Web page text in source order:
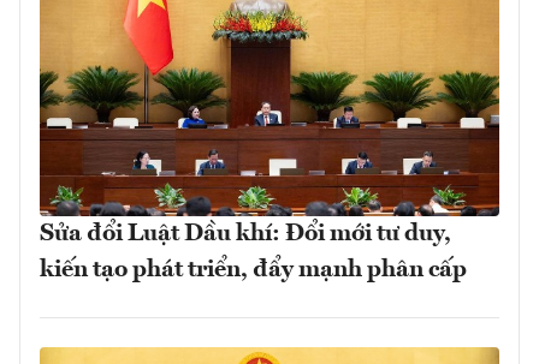
Sửa đổi Luật Dầu khí: Đổi mới tư duy,
kiến tạo phát triển, đẩy mạnh phân cấp